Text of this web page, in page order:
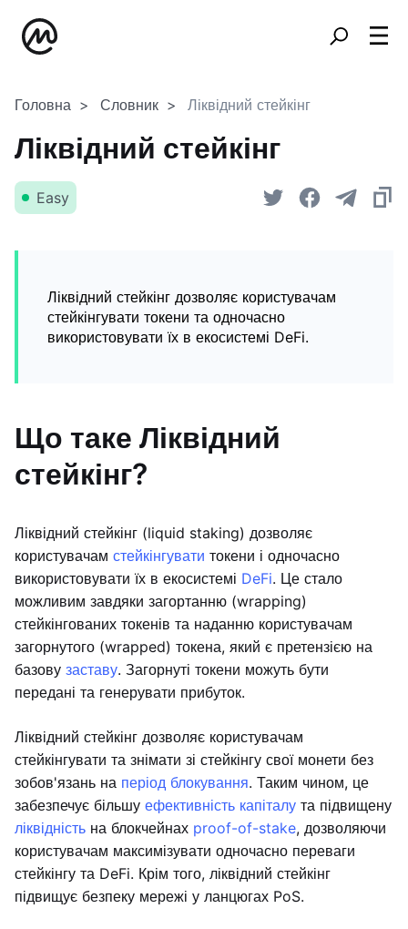
Головна Словник Ліквідний стейкінг
Ліквідний стейкінг
Easy
Ліквідний стейкінг дозволяє користувачам
стейкінгувати токени та одночасно
використовувати їх в екосистемі DeFi.
Що таке Ліквідний
стейкінг?
Ліквідний стейкінг (liquid staking) дозволяє
користувачам стейкінгувати токени і одночасно
використовувати їх в екосистемі DeFi. Це стало
можливим завдяки загортанню (wrapping)
стейкінгованих токенів та наданню користувачам
загорнутого (wrapped) токена, який є претензією на
базову заставу. Загорнуті токени можуть бути
передані та генерувати прибуток.
Ліквідний стейкінг дозволяє користувачам
стейкінгувати та знімати зі стейкінгу свої монети без
зобов'язань на період блокування. Таким чином, це
забезпечує більшу ефективність капіталу та підвищену
ліквідність на блокчейнах proof-of-stake, дозволяючи
користувачам максимізувати одночасно переваги
стейкінгу та DeFi. Крім того, ліквідний стейкінг
підвищує безпеку мережі у ланцюгах PoS.